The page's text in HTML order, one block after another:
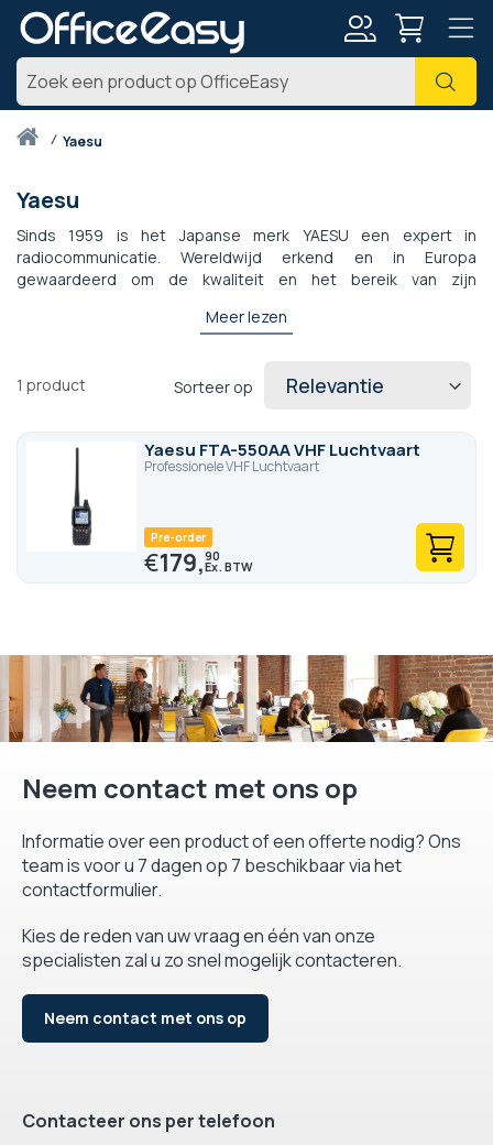
Zoek
Thuisyaesu
Yaesu
Sinds 1959 is het Japanse merk YAESU een expert in
radiocommunicatie. Wereldwijd erkend en in Europa
gewaardeerd om de kwaliteit en het bereik van zijn
met een zeer aantrekkelijke prijs-kwaliteitverhouding.
modus, die de helderheid van de communicatie verbetert en
watersporters, zijn vaak goedkoper en bieden meer uitrusting
dan sommige andere grote merken. De draagbare FT- en FTA-
series, verkrijgbaar bij OfficeEasy, bevestigen de reputatie van
het merk met betrouwbare en gebruiksvriendelijke
Portofoons-portofoons.
Meer lezen
1 product Sorteer op
Yaesu FTA-550AA VHF Luchtvaart
Professionele VHF Luchtvaart
Pre-order
€179,90
Neem contact met ons op
Informatie over een product of een offerte nodig? Ons
team is voor u 7 dagen op 7 beschikbaar via het
contactformulier.
Kies de reden van uw vraag en één van onze
specialisten zal u zo snel mogelijk contacteren.
Neem contact met ons op
Contacteer ons per telefoon